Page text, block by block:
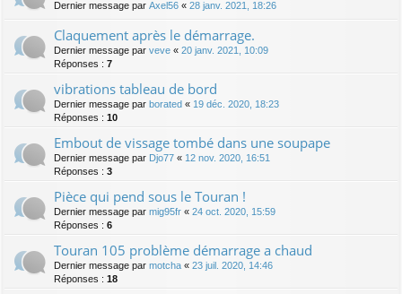
Dernier message par Axel56 « 28 janv. 2021, 18:26
Claquement après le démarrage.
Dernier message par veve « 20 janv. 2021, 10:09
Réponses : 7
vibrations tableau de bord
Dernier message par borated « 19 déc. 2020, 18:23
Réponses : 10
Embout de vissage tombé dans une soupape
Dernier message par Djo77 « 12 nov. 2020, 16:51
Réponses : 3
Pièce qui pend sous le Touran !
Dernier message par mig95fr « 24 oct. 2020, 15:59
Réponses : 6
Touran 105 problème démarrage a chaud
Dernier message par motcha « 23 juil. 2020, 14:46
Réponses : 18